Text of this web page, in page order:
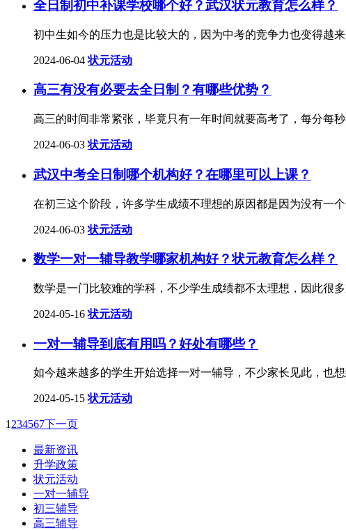
全日制初中补课学校哪个好？武汉状元教育怎么样？
初中生如今的压力也是比较大的，因为中考的竞争力也变得越
2024-06-04 状元活动
高三有没有必要去全日制？有哪些优势？
高三的时间非常紧张，毕竟只有一年时间就要高考了，每分每
2024-06-03 状元活动
武汉中考全日制哪个机构好？在哪里可以上课？
在初三这个阶段，许多学生成绩不理想的原因都是因为没有一
2024-06-03 状元活动
数学一对一辅导教学哪家机构好？状元教育怎么样？
数学是一门比较难的学科，不少学生成绩都不太理想，因此很
2024-05-16 状元活动
一对一辅导到底有用吗？好处有哪些？
如今越来越多的学生开始选择一对一辅导，不少家长见此，也
2024-05-15 状元活动
1 234567下一页
最新资讯
升学政策
状元活动
一对一辅导
初三辅导
高三辅导